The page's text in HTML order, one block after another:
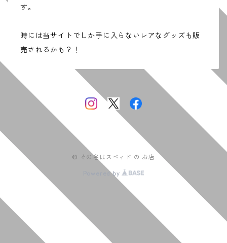
す。
時には当サイトでしか手に入らないレアなグッズも販
売されるかも？！
© その名はスペィド の お店
Powered by